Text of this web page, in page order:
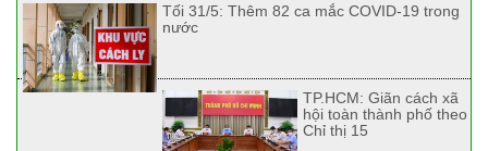
Tối 31/5: Thêm 82 ca mắc COVID-19 trong
nước
TP.HCM: Giãn cách xã
hội toàn thành phố theo
Chỉ thị 15